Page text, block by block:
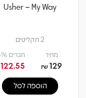
Usher – My Way
2 תקליטים
מחיר
129
₪
חברים 5% -
122.55
הוספה לסל